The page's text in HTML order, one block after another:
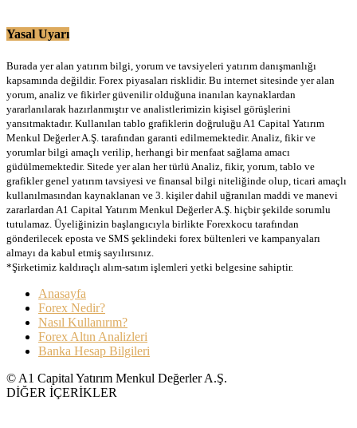
Yasal Uyarı
Burada yer alan yatırım bilgi, yorum ve tavsiyeleri yatırım danışmanlığı
kapsamında değildir. Forex piyasaları risklidir. Bu internet sitesinde yer alan
yorum, analiz ve fikirler güvenilir olduğuna inanılan kaynaklardan
yararlanılarak hazırlanmıştır ve analistlerimizin kişisel görüşlerini
yansıtmaktadır. Kullanılan tablo grafiklerin doğruluğu A1 Capital Yatırım
Menkul Değerler A.Ş. tarafından garanti edilmemektedir. Analiz, fikir ve
yorumlar bilgi amaçlı verilip, herhangi bir menfaat sağlama amacı
güdülmemektedir. Sitede yer alan her türlü Analiz, fikir, yorum, tablo ve
grafikler genel yatırım tavsiyesi ve finansal bilgi niteliğinde olup, ticari amaçlı
kullanılmasından kaynaklanan ve 3. kişiler dahil uğranılan maddi ve manevi
zararlardan A1 Capital Yatırım Menkul Değerler A.Ş. hiçbir şekilde sorumlu
tutulamaz. Üyeliğinizin başlangıcıyla birlikte Forexkocu tarafından
gönderilecek eposta ve SMS şeklindeki forex bültenleri ve kampanyaları
almayı da kabul etmiş sayılırsınız.
*Şirketimiz kaldıraçlı alım-satım işlemleri yetki belgesine sahiptir.
Anasayfa
Forex Nedir?
Nasıl Kullanırım?
Forex Altın Analizleri
Banka Hesap Bilgileri
© A1 Capital Yatırım Menkul Değerler A.Ş.
DİĞER İÇERİKLER